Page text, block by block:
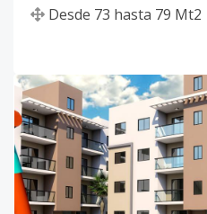
Desde 73 hasta 79 Mt2